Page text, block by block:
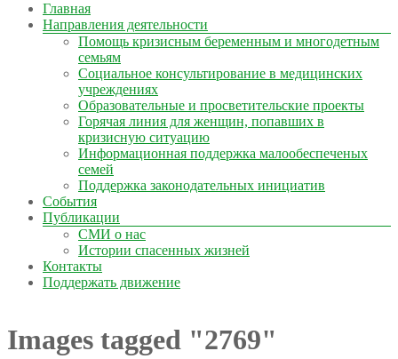
Главная
Направления деятельности
Помощь кризисным беременным и многодетным
семьям
Социальное консультирование в медицинских
учреждениях
Образовательные и просветительские проекты
Горячая линия для женщин, попавших в
кризисную ситуацию
Информационная поддержка малообеспеченых
семей
Поддержка законодательных инициатив
События
Публикации
СМИ о нас
Истории спасенных жизней
Контакты
Поддержать движение
Images tagged "2769"